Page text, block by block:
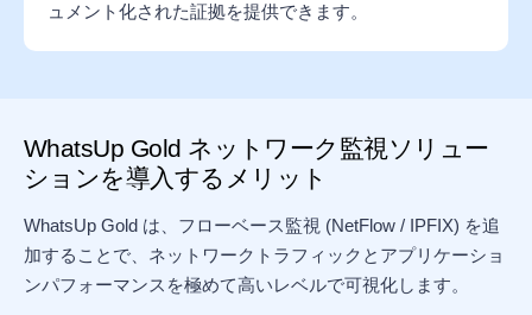
ュメント化された証拠を提供できます。
WhatsUp Gold ネットワーク監視ソリュー
ションを導入するメリット
WhatsUp Gold は、フローベース監視 (NetFlow / IPFIX) を追
加することで、ネットワークトラフィックとアプリケーショ
ンパフォーマンスを極めて高いレベルで可視化します。